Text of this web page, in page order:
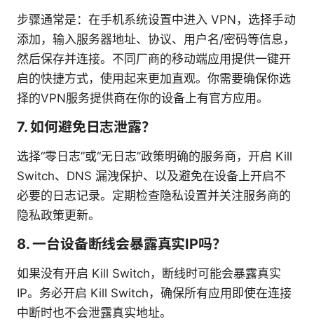
步骤通常是：在手机系统设置中进入 VPN，选择手动
添加，输入服务器地址、协议、用户名/密码等信息，
然后保存并连接。不同厂商的移动端应用提供一键开
启的快捷方式，使用起来更加直观。你需要确保你选
择的VPN服务提供商在你的设备上有官方应用。
7. 如何避免日志泄露？
选择“零日志”或“无日志”政策明确的服务商，开启 Kill
Switch、DNS 漏洩保护、以及避免在设备上开启不
必要的日志记录。定期检查隐私设置并关注服务商的
隐私政策更新。
8. 一台设备断线会暴露真实IP吗？
如果没有开启 Kill Switch，断线时可能会暴露真实
IP。务必开启 Kill Switch，确保所有应用即使在连接
中断时也不会泄露真实地址。